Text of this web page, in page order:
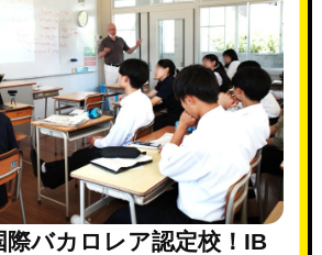
際バカロレア認定校！IB